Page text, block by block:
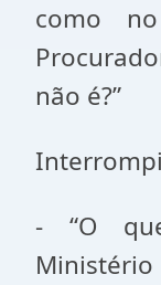
como
não é?”
- “O